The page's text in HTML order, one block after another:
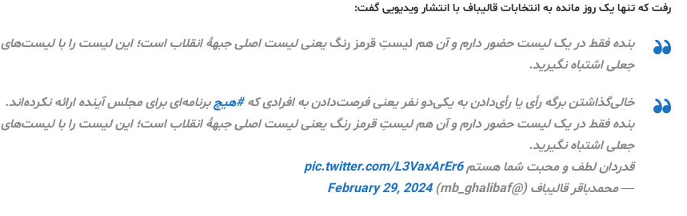
رفت که تنها یک روز مانده به انتخابات قالیباف با انتشار ویدیویی گفت:
بنده فقط در یک لیست حضور دارم و آن هم لیستِ قرمز رنگیعنی لیست اصلی جبهۀ انقلاب است؛ این لیست را با لیست‌های
جعلی اشتباه نگیرید.
خالی‌گذاشتن برگه رأی یا رأی‌دادن به یکی‌دو نفر یعنی فرصت‌دادن به افرادی که#هیچبرنامه‌ای برای مجلس آینده ارائه نکرده‌اند.
بنده فقط در یک لیست حضور دارم و آن هم لیستِ قرمز رنگ یعنی لیست اصلی جبهۀ انقلاب است؛ این لیست را با لیست‌های
جعلی اشتباه نگیرید.
قدردان لطف و محبت شما هستمpic.twitter.com/L3VaxArEr6
— محمدباقر قالیباف (@mb_ghalibaf)
February 29, 2024